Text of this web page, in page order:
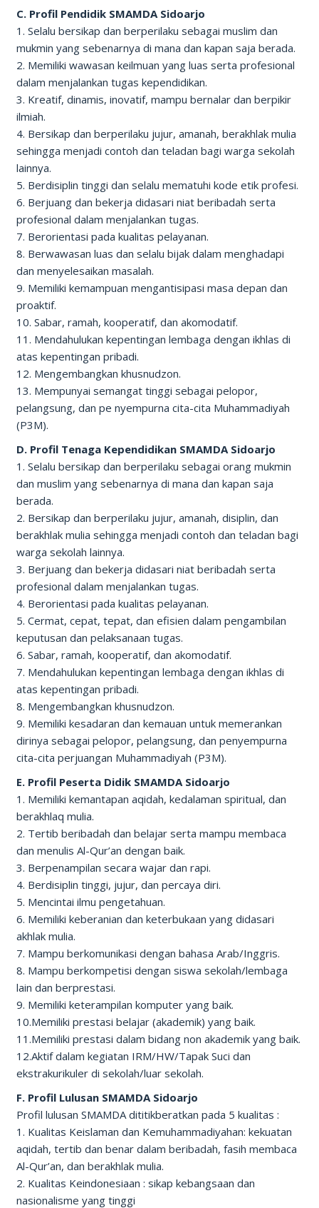
C. Profil Pendidik SMAMDA Sidoarjo
1. Selalu bersikap dan berperilaku sebagai muslim dan
mukmin yang sebenarnya di mana dan kapan saja berada.
2. Memiliki wawasan keilmuan yang luas serta profesional
dalam menjalankan tugas kependidikan.
3. Kreatif, dinamis, inovatif, mampu bernalar dan berpikir
ilmiah.
4. Bersikap dan berperilaku jujur, amanah, berakhlak mulia
sehingga menjadi contoh dan teladan bagi warga sekolah
lainnya.
5. Berdisiplin tinggi dan selalu mematuhi kode etik profesi.
6. Berjuang dan bekerja didasari niat beribadah serta
profesional dalam menjalankan tugas.
7. Berorientasi pada kualitas pelayanan.
8. Berwawasan luas dan selalu bijak dalam menghadapi
dan menyelesaikan masalah.
9. Memiliki kemampuan mengantisipasi masa depan dan
proaktif.
10. Sabar, ramah, kooperatif, dan akomodatif.
11. Mendahulukan kepentingan lembaga dengan ikhlas di
atas kepentingan pribadi.
12. Mengembangkan khusnudzon.
13. Mempunyai semangat tinggi sebagai pelopor,
pelangsung, dan pe nyempurna cita-cita Muhammadiyah
(P3M).
D. Profil Tenaga Kependidikan SMAMDA Sidoarjo
1. Selalu bersikap dan berperilaku sebagai orang mukmin
dan muslim yang sebenarnya di mana dan kapan saja
berada.
2. Bersikap dan berperilaku jujur, amanah, disiplin, dan
berakhlak mulia sehingga menjadi contoh dan teladan bagi
warga sekolah lainnya.
3. Berjuang dan bekerja didasari niat beribadah serta
profesional dalam menjalankan tugas.
4. Berorientasi pada kualitas pelayanan.
5. Cermat, cepat, tepat, dan efisien dalam pengambilan
keputusan dan pelaksanaan tugas.
6. Sabar, ramah, kooperatif, dan akomodatif.
7. Mendahulukan kepentingan lembaga dengan ikhlas di
atas kepentingan pribadi.
8. Mengembangkan khusnudzon.
9. Memiliki kesadaran dan kemauan untuk memerankan
dirinya sebagai pelopor, pelangsung, dan penyempurna
cita-cita perjuangan Muhammadiyah (P3M).
E. Profil Peserta Didik SMAMDA Sidoarjo
1. Memiliki kemantapan aqidah, kedalaman spiritual, dan
berakhlaq mulia.
2. Tertib beribadah dan belajar serta mampu membaca
dan menulis Al-Qur’an dengan baik.
3. Berpenampilan secara wajar dan rapi.
4. Berdisiplin tinggi, jujur, dan percaya diri.
5. Mencintai ilmu pengetahuan.
6. Memiliki keberanian dan keterbukaan yang didasari
akhlak mulia.
7. Mampu berkomunikasi dengan bahasa Arab/Inggris.
8. Mampu berkompetisi dengan siswa sekolah/lembaga
lain dan berprestasi.
9. Memiliki keterampilan komputer yang baik.
10.Memiliki prestasi belajar (akademik) yang baik.
11.Memiliki prestasi dalam bidang non akademik yang baik.
12.Aktif dalam kegiatan IRM/HW/Tapak Suci dan
ekstrakurikuler di sekolah/luar sekolah.
F. Profil Lulusan SMAMDA Sidoarjo
Profil lulusan SMAMDA dititikberatkan pada 5 kualitas :
1. Kualitas Keislaman dan Kemuhammadiyahan: kekuatan
aqidah, tertib dan benar dalam beribadah, fasih membaca
Al-Qur’an, dan berakhlak mulia.
2. Kualitas Keindonesiaan : sikap kebangsaan dan
nasionalisme yang tinggi